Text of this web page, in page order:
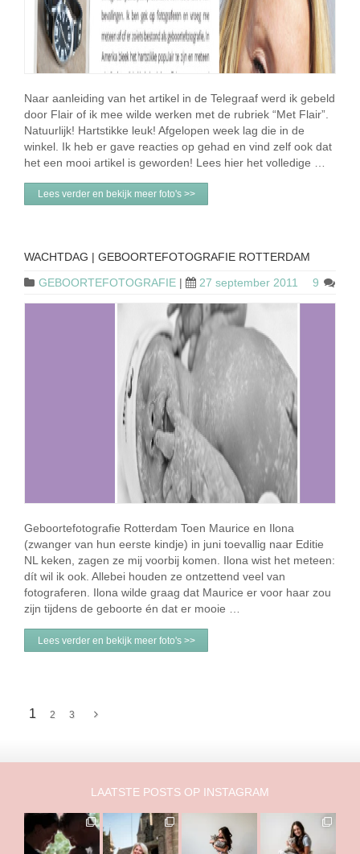
Naar aanleiding van het artikel in de Telegraaf werd ik gebeld
door Flair of ik mee wilde werken met de rubriek “Met Flair”.
Natuurlijk! Hartstikke leuk! Afgelopen week lag die in de
winkel. Ik heb er gave reacties op gehad en vind zelf ook dat
het een mooi artikel is geworden! Lees hier het volledige …
Lees verder en bekijk meer foto's >>
WACHTDAG | GEBOORTEFOTOGRAFIE ROTTERDAM
GEBOORTEFOTOGRAFIE | 27 september 2011 9
Geboortefotografie Rotterdam Toen Maurice en Ilona
(zwanger van hun eerste kindje) in juni toevallig naar Editie
NL keken, zagen ze mij voorbij komen. Ilona wist het meteen:
dít wil ik ook. Allebei houden ze ontzettend veel van
fotograferen. Ilona wilde graag dat Maurice er voor haar zou
zijn tijdens de geboorte én dat er mooie …
Lees verder en bekijk meer foto's >>
1 2 3
LAATSTE POSTS OP INSTAGRAM